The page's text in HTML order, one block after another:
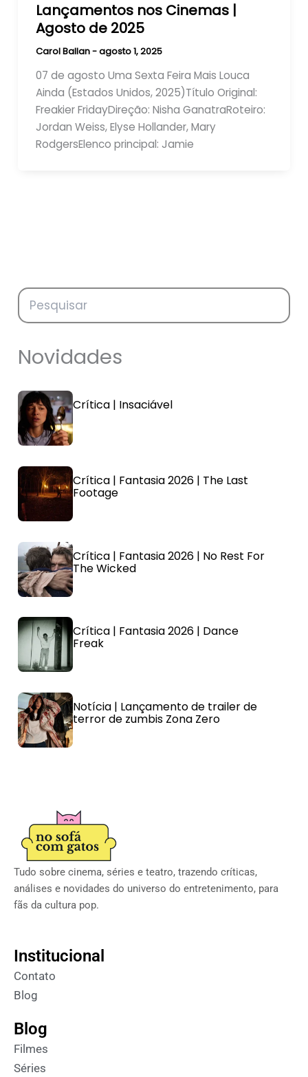
Lançamentos nos Cinemas |
Agosto de 2025
Carol Ballan-agosto 1, 2025
07 de agosto Uma Sexta Feira Mais Louca
Ainda (Estados Unidos, 2025)Título Original:
Freakier FridayDireção: Nisha GanatraRoteiro:
Jordan Weiss, Elyse Hollander, Mary
RodgersElenco principal: Jamie
Novidades
Crítica | Insaciável
Crítica | Fantasia 2026 | The Last
Footage
Crítica | Fantasia 2026 | No Rest For
The Wicked
Crítica | Fantasia 2026 | Dance
Freak
Notícia | Lançamento de trailer de
terror de zumbis Zona Zero
Tudo sobre cinema, séries e teatro, trazendo críticas,
análises e novidades do universo do entretenimento, para
fãs da cultura pop.
Institucional
Contato
Blog
Blog
Filmes
Séries